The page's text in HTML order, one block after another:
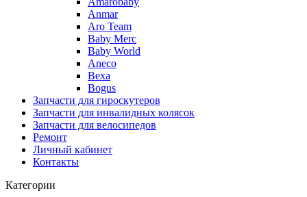
Anmar
Aro Team
Baby Merc
Baby World
Aneco
Bexa
Bogus
Запчасти для гироскутеров
Запчасти для инвалидных колясок
Запчасти для велосипедов
Ремонт
Личный кабинет
Контакты
Категории